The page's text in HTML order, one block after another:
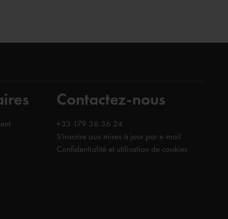
Contactez-nous
+33 179 36 36 24
S'inscrire aux mises à jour par e-mail
Confidentialité et utilisation de cookies